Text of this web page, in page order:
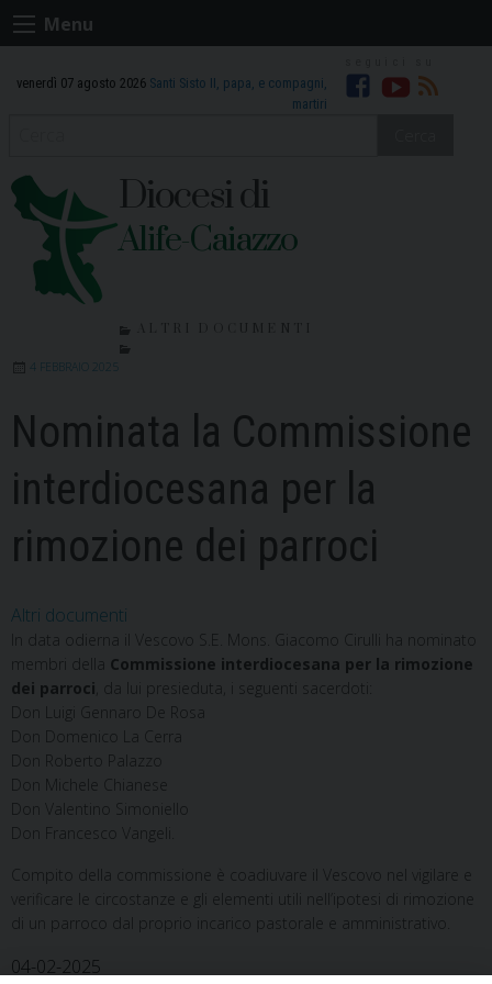
Skip
to
Menu
venerdì 07 agosto 2026 Santi Sisto II, papa, e compagni,
martiri
Facebook
Youtube
RSS
Diocesi di
Alife-Caiazzo
4 FEBBRAIO 2025
Nominata la Commissione
interdiocesana per la
rimozione dei parroci
Altri documenti
In data odierna il Vescovo S.E. Mons. Giacomo Cirulli ha nominato
membri della Commissione interdiocesana per la rimozione
dei parroci , da lui presieduta, i seguenti sacerdoti:
Don Luigi Gennaro De Rosa
Don Domenico La Cerra
Don Roberto Palazzo
Don Michele Chianese
Don Valentino Simoniello
Don Francesco Vangeli.
Compito della commissione è coadiuvare il Vescovo nel vigilare e
verificare le circostanze e gli elementi utili nell’ipotesi di rimozione
di un parroco dal proprio incarico pastorale e amministrativo.
04-02-2025